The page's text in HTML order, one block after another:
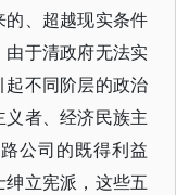
、超越现实条件
于清政府无法实
不同阶层的政治
者、经济民族主
公司的既得利益
立宪派，这些五